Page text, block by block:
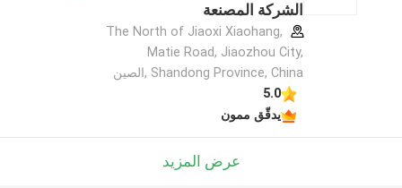
الشركة المصنعة
The North of Jiaoxi Xiaohang,
Matie Road, Jiaozhou City,
Shandong Province, China ,الصين
5.0
يدقّق ممون
عرض المزيد